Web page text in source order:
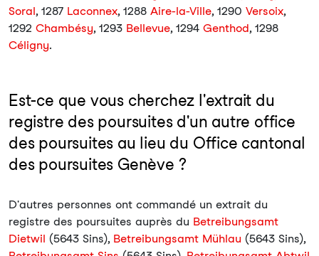
Soral, 1287 Laconnex, 1288 Aire-la-Ville, 1290 Versoix,
1292 Chambésy, 1293 Bellevue, 1294 Genthod, 1298
Céligny.
Est-ce que vous cherchez l'extrait du
registre des poursuites d'un autre office
des poursuites au lieu du Office cantonal
des poursuites Genève ?
D'autres personnes ont commandé un extrait du
registre des poursuites auprès du Betreibungsamt
Dietwil (5643 Sins), Betreibungsamt Mühlau (5643 Sins),